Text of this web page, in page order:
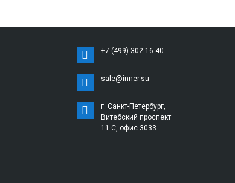
+7 (499) 302-16-40
sale@inner.su
г. Санкт-Петербург,
Витебский проспект
11 С, офис 3033